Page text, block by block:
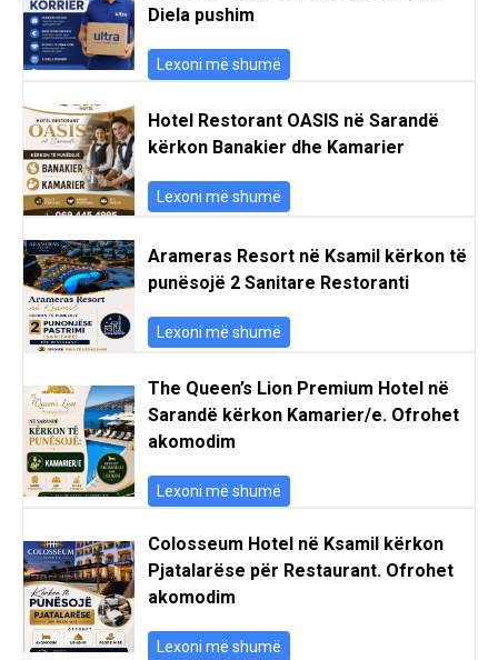
Diela pushim
Lexoni më shumë
Hotel Restorant OASIS në Sarandë
kërkon Banakier dhe Kamarier
Lexoni më shumë
Arameras Resort në Ksamil kërkon të
punësojë 2 Sanitare Restoranti
Lexoni më shumë
The Queen’s Lion Premium Hotel në
Sarandë kërkon Kamarier/e. Ofrohet
akomodim
Lexoni më shumë
Colosseum Hotel në Ksamil kërkon
Pjatalarëse për Restaurant. Ofrohet
akomodim
Lexoni më shumë